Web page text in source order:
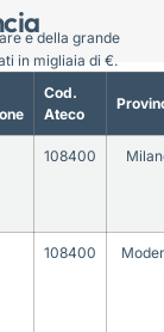
Cod.
Ateco
108400
108400
e della grande
in migliaia di €.